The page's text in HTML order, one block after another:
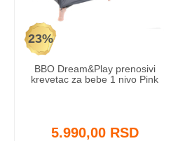
23%
BBO Dream&Play prenosivi
krevetac za bebe 1 nivo Pink
5.990,00 RSD